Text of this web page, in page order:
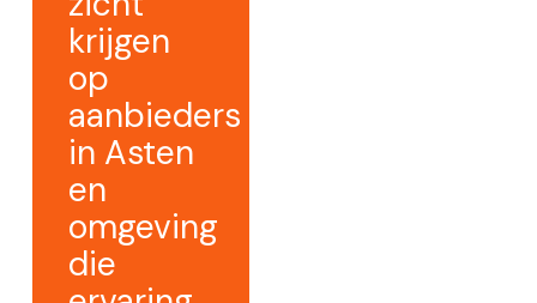
krijgen
op
aanbieders
in Asten
en
omgeving
die